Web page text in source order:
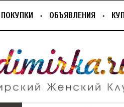
ПОКУПКИ ОБЪЯВЛЕНИЯ